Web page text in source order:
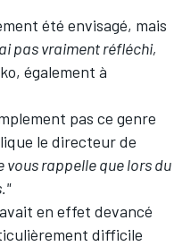
été envisagé, mais
pas vraiment réfléchi,
également à
pas ce genre
le directeur de
vous rappelle que lors du
avait en effet devancé
difficile